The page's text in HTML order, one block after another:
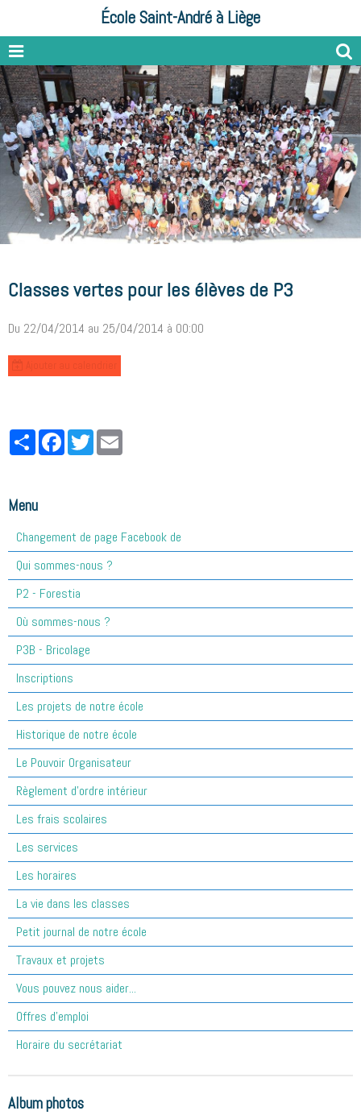
École Saint-André à Liège
Classes vertes pour les élèves de P3
Du 22/04/2014 au 25/04/2014 à 00:00
Ajouter au calendrier
PartagerFacebookTwitter
Menu
Changement de page Facebook de
Qui sommes-nous ?
P2 - Forestia
Où sommes-nous ?
P3B - Bricolage
Inscriptions
Les projets de notre école
Historique de notre école
Le Pouvoir Organisateur
Règlement d'ordre intérieur
Les frais scolaires
Les services
Les horaires
La vie dans les classes
Petit journal de notre école
Travaux et projets
Vous pouvez nous aider...
Offres d'emploi
Horaire du secrétariat
Album photos